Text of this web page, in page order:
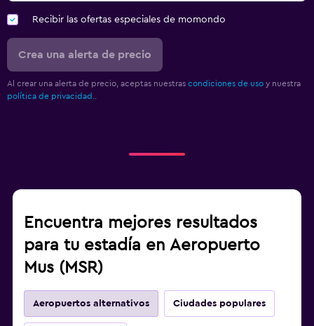
Recibir las ofertas especiales de momondo
Crea una alerta de precio
Al crear una alerta de precio, aceptas nuestras condiciones de uso y nuestra
política de privacidad..
Encuentra mejores resultados
para tu estadía en Aeropuerto
Mus (MSR)
Aeropuertos alternativos Ciudades populares